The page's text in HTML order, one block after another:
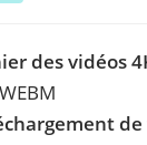
des vidéos
WEBM
de